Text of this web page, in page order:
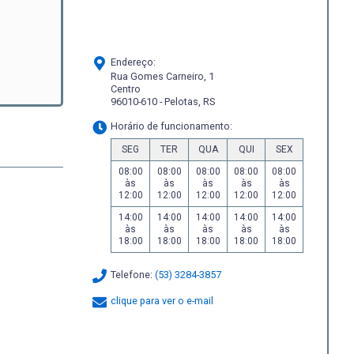
Endereço:
Rua Gomes Carneiro, 1
Centro
96010-610 - Pelotas, RS
Horário de funcionamento:
SEG TER QUA QUI
SEX
08:00
às
12:00
08:00
às
12:00
08:00
às
12:00
08:00
às
12:00
08:00
às
12:00
14:00
às
18:00
14:00
às
18:00
14:00
às
18:00
14:00
às
18:00
14:00
às
18:00
Telefone: (53) 3284-3857
clique para ver o e-mail